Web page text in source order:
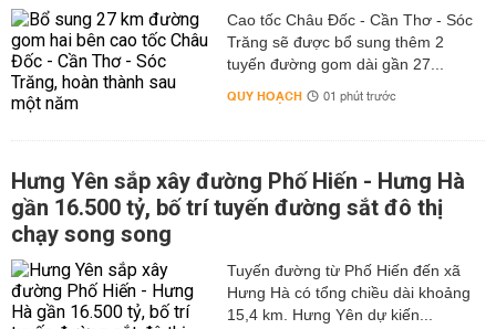
Cao tốc Châu Đốc - Cần Thơ - Sóc
Trăng sẽ được bổ sung thêm 2
tuyến đường gom dài gần 27...
QUY HOẠCH 01 phút trước
Hưng Yên sắp xây đường Phố Hiến - Hưng Hà
gần 16.500 tỷ, bố trí tuyến đường sắt đô thị
chạy song song
Tuyến đường từ Phố Hiến đến xã
Hưng Hà có tổng chiều dài khoảng
15,4 km. Hưng Yên dự kiến...